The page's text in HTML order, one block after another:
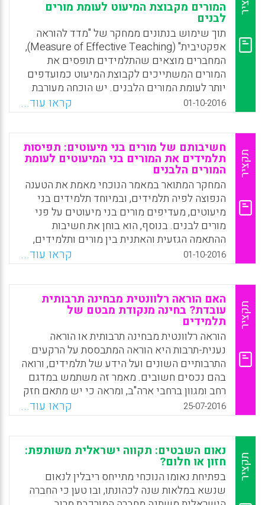
המורים מקבוצת המיעוט לעומת מורים
לבנים
תוך שימוש בנתונים ממחקר של "מדד להוראה
אפקטיבית" (Measure of Effective Teaching),
המחברים מוצאים שהתלמידים תופסים את
המורים המשתייכים לקבוצת המיעוט כמועדפים
יותר לעומת המורים הלבנים. יש הוכחה מעורבת
לכך שהתאמה של גזע בין תלמידים למורים
מקושרת לתפיסות מועדפות יותר מצד התלמידים
(Hua-Yu Sebastian Cherng and Peter F.
Halpin, 2016).
WhatsApp
Facebook
Email
X
01-10-2016 קראו עוד...
תקציר
חשיבותם של מורים בני מיעוטים: תפיסות
תלמידים את המורים בני המיעוטים לעומת
המורים הלבנים
המחקר המתואר במאמר הנוכחי מאמת את הטענה
הנפוצה לפיה תלמידים, ובמיוחד תלמידים בני
מיעוטים, מעדיפים מורים בני מיעוטים על פני
מורים לבנים. בנוסף, הוא בוחן את חשיבות
ההתאמה הגזעית והאתנית בין מורים ותלמידים,
ועומד על הסיבות להעדפת התלמידים בני
המיעוטים את המורים בעלי המוצא המשותף להם.
WhatsApp
Facebook
Email
X
01-10-2016 קראו עוד...
תקציר
האם הוראה רלוונטית מבחינה תרבותית
עובדת? בחינה מנקודת מבטם של
תלמידים
הוראה רלוונטית מבחינה תרבותית או הוראה
נענית-תרבות היא הוראה המתבססת על הרקעים
התרבותיים השונים ועל הידע של תלמידים, ורואה
בהם נכסים חשובים. מאמר זה משתמש במדגם
רחב ומגוון ברחבי ארה"ב, ומראה כי יש מתאם חזק
בין הוראה רלוונטית מבחינה תרבותית לבין
הישגים בלימודים והתפתחות של זהות
אתנית-גזעית, בעיקר כאשר המדובר בתלמידים
מקבוצות מיעוטים. ייחודו של המחקר נעוץ בכך
שהוא מביא בחשבון את נקודות המבט של
התלמידים עצמם, ואינו מסתפק במקרי מבחן של
כיתות בודדות. התלמידים מילאו שאלונים
שעסקו בהזדמנויות שקיבלו ללמוד על נושאים
25-07-2016 קראו עוד...
תקציר
נאום השבטים: תקווה ישראלית משותפת:
חזון או חלום?
בפתיחת נאומו הנוכחי מתייחס ריבלין לנאום
שנשא במלאות שנה לכהונתו, ובו טען כי החברה